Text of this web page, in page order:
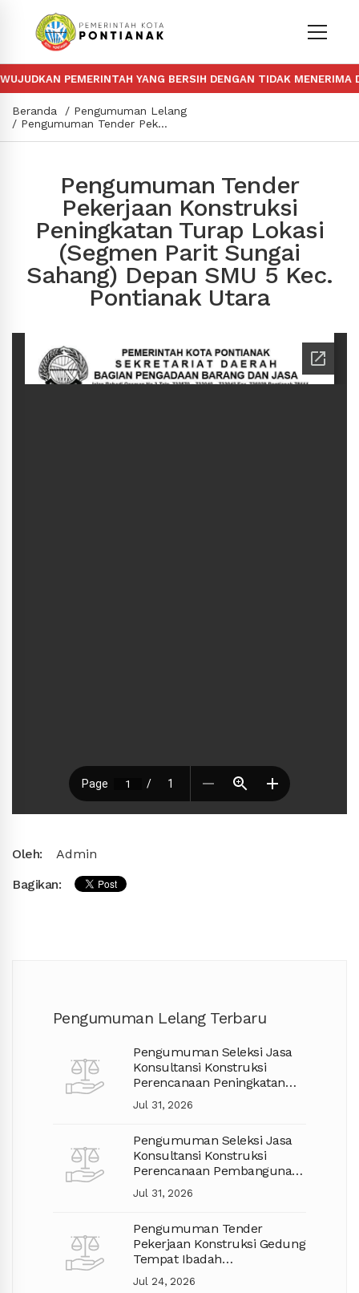
PEMERINTAH YANG BERSIH DENGAN TIDAK MENERIMA
Beranda
Pengumuman Lelang
Pengumuman Tender Pekerjaan Konstruksi Peningkatan Turap Lokasi (Segmen Parit Sungai Sahang) Depan SMU 5 Kec. Pontianak Utara
Pengumuman Tender
Pekerjaan Konstruksi
Peningkatan Turap Lokasi
(Segmen Parit Sungai
Sahang) Depan SMU 5 Kec.
Pontianak Utara
Oleh:
Admin
Bagikan:
Pengumuman Lelang Terbaru
Pengumuman Seleksi Jasa
Konsultansi Konstruksi
Perencanaan Peningkatan
Jalan APBD TA. 2027
Jul 31, 2026
Pengumuman Seleksi Jasa
Konsultansi Konstruksi
Perencanaan Pembangunan
Jalan TA. 2027
Jul 31, 2026
Pengumuman Tender
Pekerjaan Konstruksi Gedung
Tempat Ibadah
Pembangunan Mushola
Jul 24, 2026